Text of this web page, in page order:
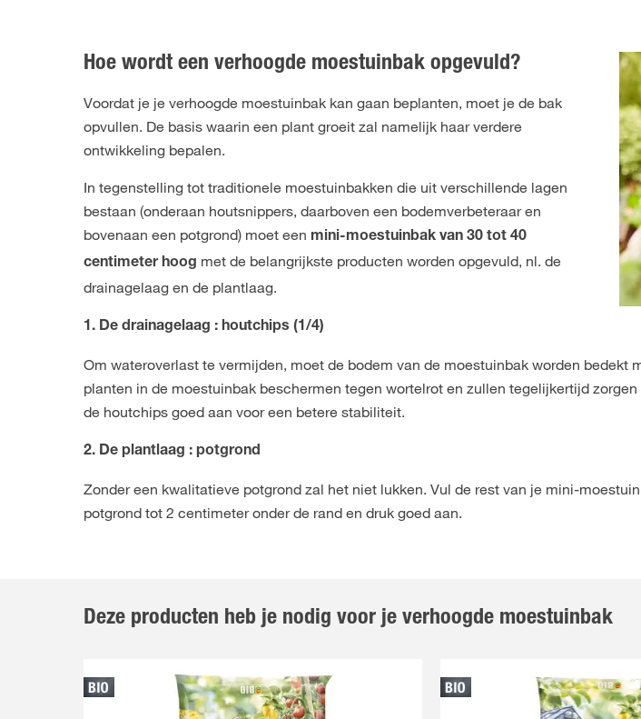
Hoe wordt een verhoogde moestuinbak opgevuld?
Voordat je je verhoogde moestuinbak kan gaan beplanten, moet je de bak
opvullen. De basis waarin een plant groeit zal namelijk haar verdere
ontwikkeling bepalen.
In tegenstelling tot traditionele moestuinbakken die uit verschillende lagen
bestaan (onderaan houtsnippers, daarboven een bodemverbeteraar en
bovenaan een potgrond) moet een mini-moestuinbak van 30 tot 40
centimeter hoog met de belangrijkste producten worden opgevuld, nl. de
drainagelaag en de plantlaag.
1. De drainagelaag : houtchips (1/4)
Om wateroverlast te vermijden, moet de bodem van de moestuinbak worden bedekt
planten in de moestuinbak beschermen tegen wortelrot en zullen tegelijkertijd
de houtchips goed aan voor een betere stabiliteit.
2. De plantlaag : potgrond
Zonder een kwalitatieve potgrond zal het niet lukken. Vul de rest van je mini-
potgrond tot 2 centimeter onder de rand en druk goed aan.
Deze producten heb je nodig voor je verhoogde moestuinbak